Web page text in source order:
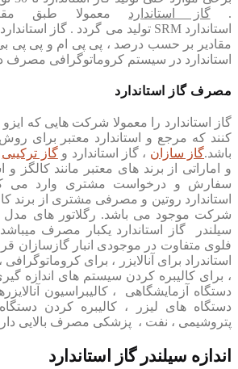
.گاز استاندارد معمولا طبق
استانداردSRM تولید می گردد . گاز
مقادیر بر حسب درصد ، پی پی ام و پی پی
استاندارد در سیستم کروماتوگرافی مصرف
مصرف گاز استاندارد
کنند که مرجع و استاندارد معتبر برای روش
باشد.گاز سازان ، گاز استاندارد وگاز ترکیبی
و اماراتی از برند های معتبر مانند کالگز
سفارش و درخواست مشتری وارد می
استاندارد روتین و مصرفی مشتری از برند
شرکت موجود می باشد. رگلاتور های
سیلندر گاز استاندارد یکبار مصرف
فلوی متفاوت در موجودی انبار گازسازان
استاندراد برای آنالایزر ، برای
، برای کالیبره کردن سیستم های اندازه
دستگاه آزمایشگاهی ، کالیبراسیون
دستگاه های لیزر ، کالیبره کردن
پتروشیمی ، نفت ، پزشکی مصرف بالایی
اندازه سیلندر گاز استاندارد